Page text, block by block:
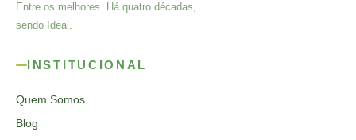
Entre os melhores. Há quatro décadas,
sendo Ideal.
INSTITUCIONAL
Quem Somos
Blog